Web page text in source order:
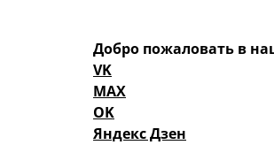
Добро пожаловать в
VK
MAX
OK
Яндекс Дзен